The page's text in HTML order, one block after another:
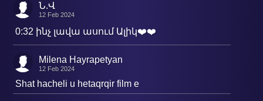
Ն.Վ
12 Feb 2024
0:32 ինչ լավա ասում Ալիկ❤️❤️
Milena Hayrapetyan
12 Feb 2024
Shat hacheli u hetaqrqir film e